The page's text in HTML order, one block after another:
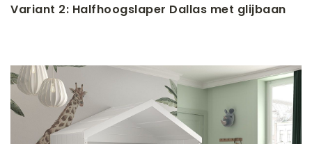
Variant 2: Halfhoogslaper Dallas met glijbaan